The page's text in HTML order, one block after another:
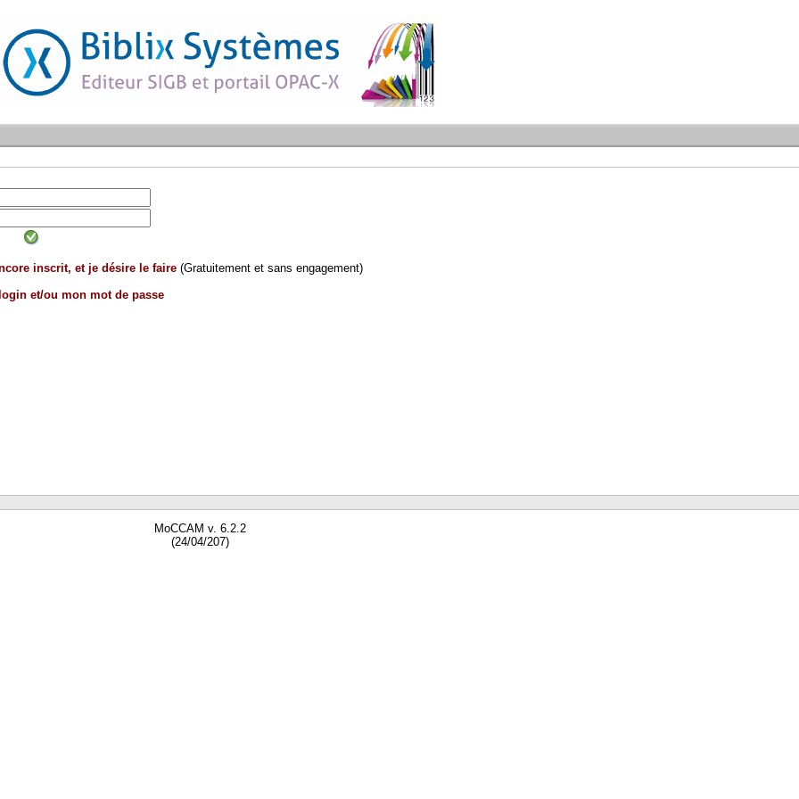
inscrit, et je désire le faire (Gratuitement et sans engagement)
et/ou mon mot de passe
MoCCAM v. 6.2.2
(24/04/207)